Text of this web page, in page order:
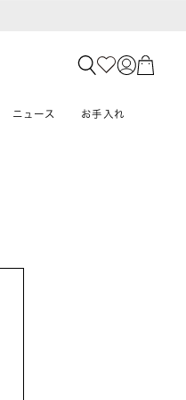
ニュース お手入れ